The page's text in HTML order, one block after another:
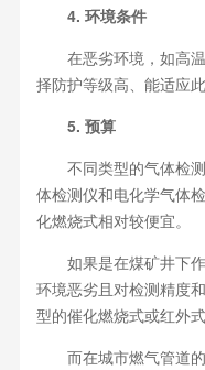
4. 环境条件
在恶劣环境，如高温
择防护等级高、能适应
5. 预算
不同类型的气体检测
体检测仪和电化学气体
化燃烧式相对较便宜。
如果是在煤矿井下作
环境恶劣且对检测精度
型的催化燃烧式或红外
而在城市燃气管道的